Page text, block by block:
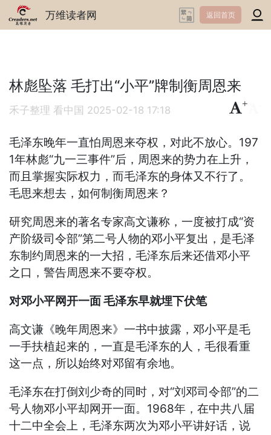
万维读者网 返回首页
林彪坠落 毛打出“小平”牌制衡周恩来
禾子整理 看中国 2025-02-18 17:18
+
毛泽东晚年一直怕周恩来夺权，对此不放心。197
1年林彪“九一三事件”后，周恩来的势力在上升，
而且掌握实际权力，而毛泽东的身体又不行了。
毛思来想去，如何制衡周恩来？
研究周恩来的著名专家高文谦称，一度被打成“资
产阶级司令部”第二号人物的邓小平复出，是毛泽
东制约周恩来的一大招，毛泽东后来还借邓小平
之口，警告周恩来不要夺权。
对邓小平网开一面 毛泽东早就埋下伏笔
高文谦《晚年周恩来》一书中披露，邓小平是毛
一手扶植起来的，一直是毛泽东的人，毛很看重
这一点，所以始终对邓留有余地。
毛泽东在打倒刘少奇的同时，对“刘邓司令部”的二
号人物邓小平却网开一面。1968年，在中共八届
十二中全会上，毛泽东两次为邓小平讲好话，说